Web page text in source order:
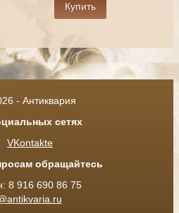
Купить
- Антиквария
сетях
VKontakte
обращайтесь
8 916 690 86 75